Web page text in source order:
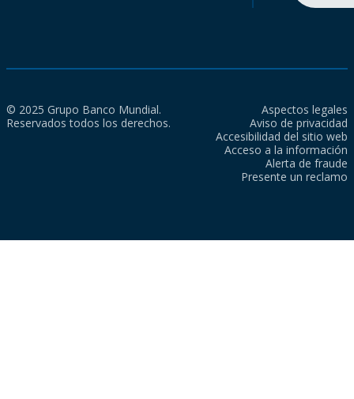
© 2025 Grupo Banco Mundial.
Reservados todos los derechos.
Aspectos legales
Aviso de privacidad
Accesibilidad del sitio web
Acceso a la información
Alerta de fraude
Presente un reclamo